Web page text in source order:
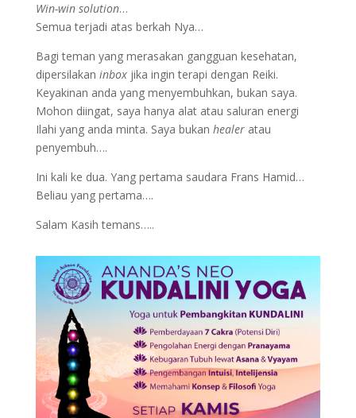
Win-win solution…
Semua terjadi atas berkah Nya…
Bagi teman yang merasakan gangguan kesehatan,
dipersilakan inboxjika ingin terapi dengan Reiki.
Keyakinan anda yang menyembuhkan, bukan saya.
Mohon diingat, saya hanya alat atau saluran energi
Ilahi yang anda minta. Saya bukan healeratau
penyembuh….
Ini kali ke dua. Yang pertama saudara Frans Hamid​…
Beliau yang pertama….
Salam Kasih temans…..